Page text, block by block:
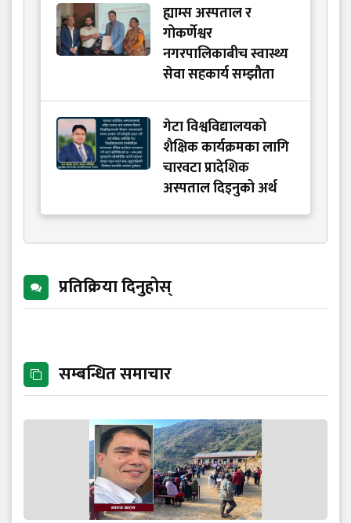
ह्याम्स अस्पताल र
गोकर्णेश्वर
नगरपालिकाबीच स्वास्थ्य
सेवा सहकार्य सम्झौता
गेटा विश्वविद्यालयको
शैक्षिक कार्यक्रमका लागि
चारवटा प्रादेशिक
अस्पताल दिइनुको अर्थ
प्रतिक्रिया दिनुहोस्
सम्बन्धित समाचार